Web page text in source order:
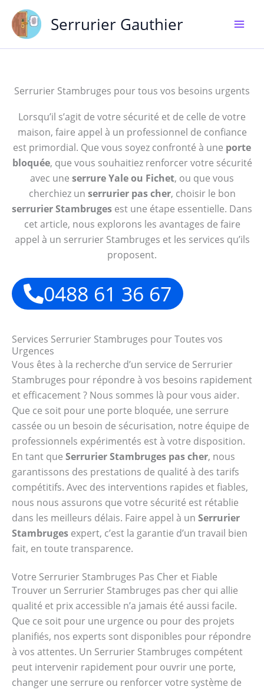
contenu
Serrurier Gauthier
Serrurier Stambruges pour tous vos besoins urgents
Lorsqu’il s’agit de votre sécurité et de celle de votre
maison, faire appel à un professionnel de confiance
est primordial. Que vous soyez confronté à une porte
bloquée, que vous souhaitiez renforcer votre sécurité
avec une serrure Yale ou Fichet, ou que vous
cherchiez un serrurier pas cher, choisir le bon
serrurier Stambruges est une étape essentielle. Dans
cet article, nous explorons les avantages de faire
appel à un serrurier Stambruges et les services qu’ils
proposent.
0488 61 36 67
Services Serrurier Stambruges pour Toutes vos
Urgences
Vous êtes à la recherche d’un service de Serrurier
Stambruges pour répondre à vos besoins rapidement
et efficacement ? Nous sommes là pour vous aider.
Que ce soit pour une porte bloquée, une serrure
cassée ou un besoin de sécurisation, notre équipe de
professionnels expérimentés est à votre disposition.
En tant que Serrurier Stambruges pas cher, nous
garantissons des prestations de qualité à des tarifs
compétitifs. Avec des interventions rapides et fiables,
nous nous assurons que votre sécurité est rétablie
dans les meilleurs délais. Faire appel à un Serrurier
Stambruges expert, c’est la garantie d’un travail bien
fait, en toute transparence.
Votre Serrurier Stambruges Pas Cher et Fiable
Trouver un Serrurier Stambruges pas cher qui allie
qualité et prix accessible n’a jamais été aussi facile.
Que ce soit pour une urgence ou pour des projets
planifiés, nos experts sont disponibles pour répondre
à vos attentes. Un Serrurier Stambruges compétent
peut intervenir rapidement pour ouvrir une porte,
changer une serrure ou renforcer votre système de